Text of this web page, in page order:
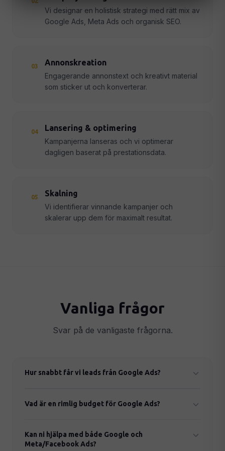
Vi designar en holistisk strategi med rätt mix av
Google Ads, Meta Ads och organisk SEO.
03 Annonskreation
Engagerande annonstext och kreativt material
som sticker ut och konverterar.
04 Lansering & optimering
Kampanjerna lanseras och vi optimerar
dagligen baserat på prestationsdata.
05 Skalning
Vi identifierar vinnande kampanjer och
skalerar upp dem för maximalt resultat.
Vanliga frågor
Svar på de vanligaste frågorna.
Hur snabbt får vi leads från Google Ads?
24–48 timmar från lansering.
Vad är en rimlig budget för Google Ads?
rekommenderar minst 5 000–10 000 kr/mån i
annonsbudget för att se mätbara resultat.
Kan ni hjälpa med både Google och
Meta/Facebook Ads?